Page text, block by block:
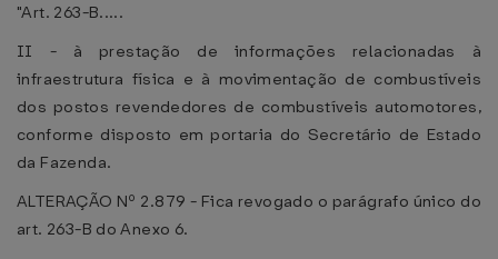
"Art. 263-B.....
II - à prestação de informações relacionadas à
infraestrutura física e à movimentação de combustíveis
dos postos revendedores de combustíveis automotores,
conforme disposto em portaria do Secretário de Estado
da Fazenda.
ALTERAÇÃO Nº 2.879 - Fica revogado o parágrafo único do
art. 263-B do Anexo 6.